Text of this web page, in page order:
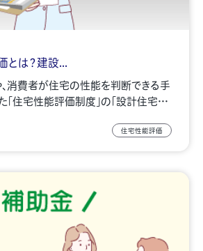
とは？建設...
消費者が住宅の性能を判断できる手
「住宅性能評価制度」の「設計住宅…
住宅性能評価